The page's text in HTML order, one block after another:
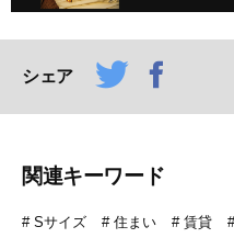
シェア
関連キーワード
Sサイズ 住まい 賃貸